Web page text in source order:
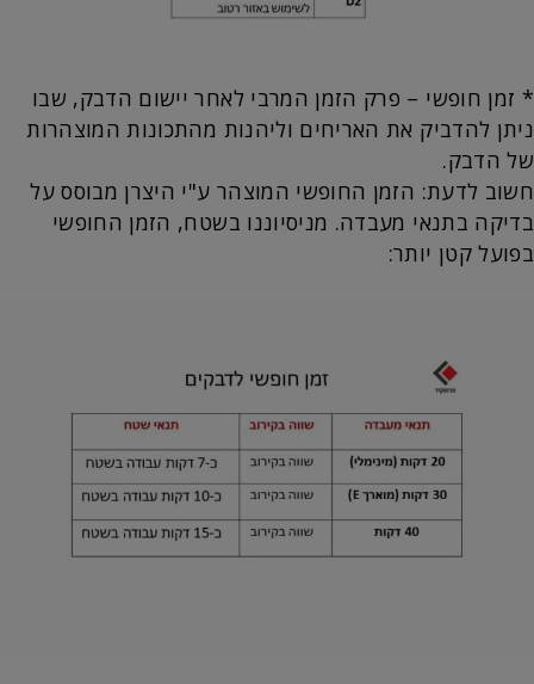
* זמן חופשי – פרק הזמן המרבי לאחר יישום הדבק, שבו
ניתן להדביק את האריחים וליהנות מהתכונות המוצהרות
של הדבק.
חשוב לדעת: הזמן החופשי המוצהר ע"י היצרן מבוסס על
בדיקה בתנאי מעבדה. מניסיוננו בשטח, הזמן החופשי
בפועל קטן יותר: